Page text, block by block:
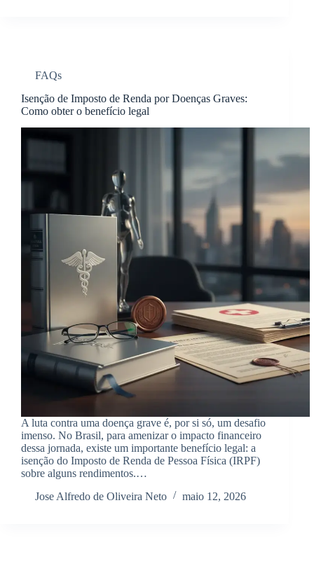
FAQs
Isenção de Imposto de Renda por Doenças Graves:
Como obter o benefício legal
A luta contra uma doença grave é, por si só, um desafio
imenso. No Brasil, para amenizar o impacto financeiro
dessa jornada, existe um importante benefício legal: a
isenção do Imposto de Renda de Pessoa Física (IRPF)
sobre alguns rendimentos.…
Jose Alfredo de Oliveira Neto
maio 12, 2026